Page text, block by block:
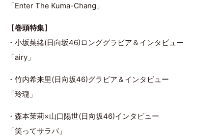
「Enter The Kuma-Chang」
【巻頭特集】
・小坂菜緒(日向坂46)ロンググラビア＆インタビュー
「airy」
・竹内希来里(日向坂46)グラビア＆インタビュー
「玲瓏」
・森本茉莉×山口陽世(日向坂46)インタビュー
「笑ってサラバ」